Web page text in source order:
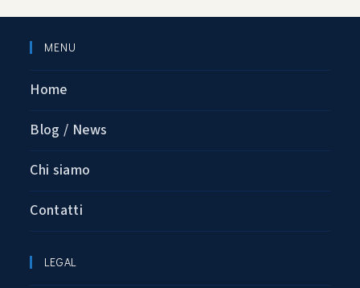
MENU
Home
Blog / News
Chi siamo
Contatti
LEGAL